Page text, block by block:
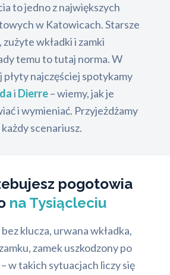
to jedno z największych
w Katowicach. Starsze
wkładki i zamki
temu to tutaj norma. W
płyty najczęściej spotykamy
i Dierre– wiemy, jak je
i wymieniać. Przyjeżdżamy
scenariusz.
pogotowia
na Tysiącleciu
klucza, urwana wkładka,
zamek uszkodzony po
w takich sytuacjach liczy się